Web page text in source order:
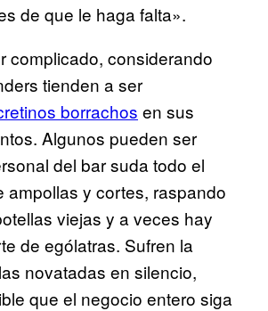
de que le haga falta».
complicado, considerando
tienden a ser
borrachos en sus
Algunos pueden ser
del bar suda todo el
ampollas y cortes, raspando
viejas y a veces hay
de ególatras. Sufren la
novatadas en silencio,
que el negocio entero siga